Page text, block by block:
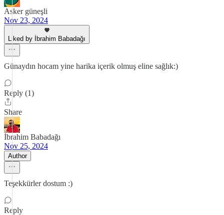
Asker güneşli
Nov 23, 2024
Liked by İbrahim Babadağı
Günaydın hocam yine harika içerik olmuş eline sağlık:)
Reply (1)
Share
İbrahim Babadağı
Nov 25, 2024
Author
Teşekkürler dostum :)
Reply